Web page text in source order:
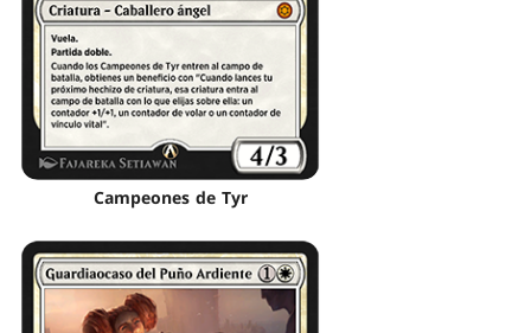
Campeones de Tyr